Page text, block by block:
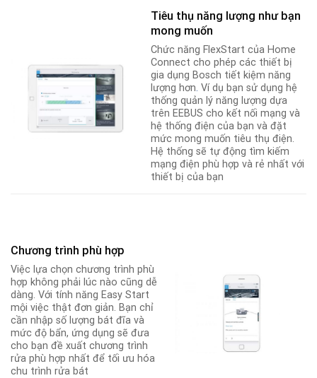
Tiêu thụ năng lượng như bạn
mong muốn
Chức năng FlexStart của Home
Connect cho phép các thiết bị
gia dụng Bosch tiết kiệm năng
lượng hơn. Ví dụ bạn sử dụng hệ
thống quản lý năng lượng dựa
trên EEBUS cho kết nối mạng và
hệ thống điện của bạn và đặt
mức mong muốn tiêu thụ điện.
Hệ thống sẽ tự động tìm kiếm
mạng điện phù hợp và rẻ nhất với
thiết bị của bạn
Chương trình phù hợp
Việc lựa chọn chương trình phù
hợp không phải lúc nào cũng dễ
dàng. Với tính năng Easy Start
mội việc thật đơn giản. Bạn chỉ
cần nhập số lượng bát đĩa và
mức độ bẩn, ứng dụng sẽ đưa
cho bạn đề xuất chương trình
rửa phù hợp nhất để tối ưu hóa
chu trình rửa bát